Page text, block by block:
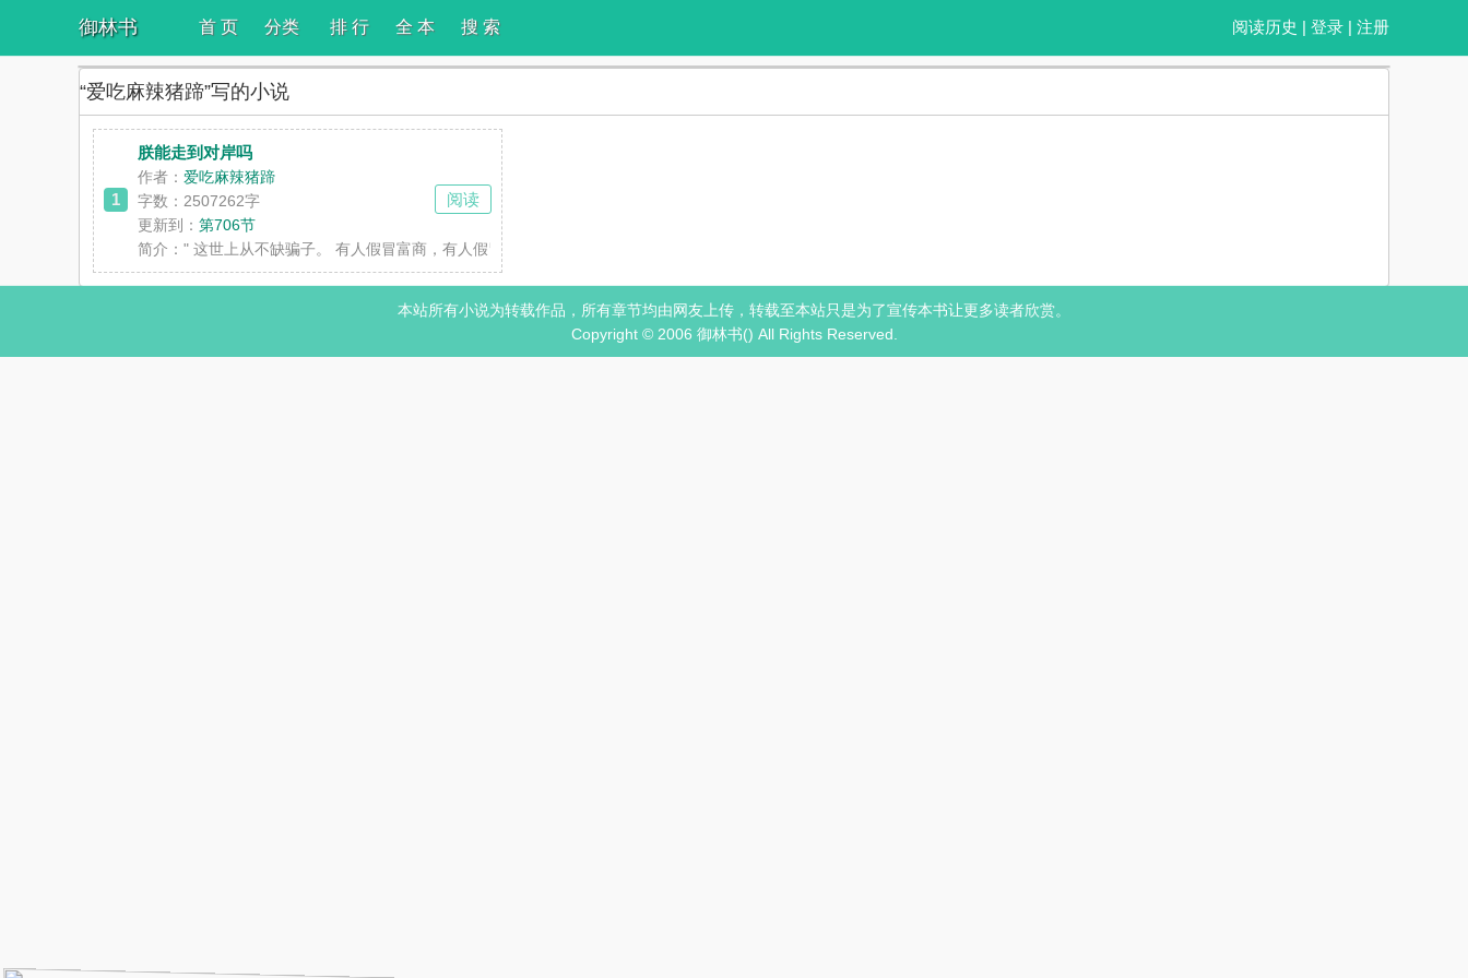
御林书 阅读历史 | 登录 | 注册
首 页 分类 排 行 全 本 搜 索
“爱吃麻辣猪蹄”写的小说
1
朕能走到对岸吗
作者： 爱吃麻辣猪蹄
字数：2507262字
更新到： 第706节
简介： " 这世上从不缺骗子。 有人假冒富商，有人假冒才子，有人假冒乞丐。 却鲜有人假冒天子。 许昌有个曹操迎回的汉献帝，冀州同样有个和汉献帝长得一模一样的刘协。 袁绍昭告天下，他冀
阅读
本站所有小说为转载作品，所有章节均由网友上传，转载至本站只是为了宣传本书让更多读者欣赏。
Copyright © 2006 御林书() All Rights Reserved.